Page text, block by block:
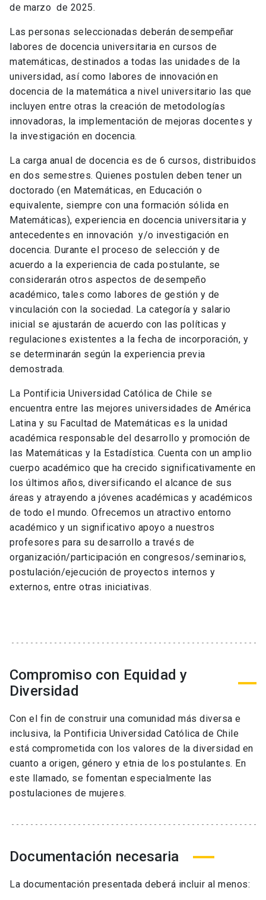
de marzo de 2025.
Las personas seleccionadas deberán desempeñar
labores de docencia universitaria en cursos de
matemáticas, destinados a todas las unidades de la
universidad, así como labores de innovación en
docencia de la matemática a nivel universitario las que
incluyen entre otras la creación de metodologías
innovadoras, la implementación de mejoras docentes y
la investigación en docencia.
La carga anual de docencia es de 6 cursos, distribuidos
en dos semestres. Quienes postulen deben tener un
doctorado (en Matemáticas, en Educación o
equivalente, siempre con una formación sólida en
Matemáticas), experiencia en docencia universitaria y
antecedentes en innovación y/o investigación en
docencia. Durante el proceso de selección y de
acuerdo a la experiencia de cada postulante, se
considerarán otros aspectos de desempeño
académico, tales como labores de gestión y de
vinculación con la sociedad. La categoría y salario
inicial se ajustarán de acuerdo con las políticas y
regulaciones existentes a la fecha de incorporación, y
se determinarán según la experiencia previa
demostrada.
La Pontificia Universidad Católica de Chile se
encuentra entre las mejores universidades de América
Latina y su Facultad de Matemáticas es la unidad
académica responsable del desarrollo y promoción de
las Matemáticas y la Estadística. Cuenta con un amplio
cuerpo académico que ha crecido significativamente en
los últimos años, diversificando el alcance de sus
áreas y atrayendo a jóvenes académicas y académicos
de todo el mundo. Ofrecemos un atractivo entorno
académico y un significativo apoyo a nuestros
profesores para su desarrollo a través de
organización/participación en congresos/seminarios,
postulación/ejecución de proyectos internos y
externos, entre otras iniciativas.
Compromiso con Equidad y
Diversidad
Con el fin de construir una comunidad más diversa e
inclusiva, la Pontificia Universidad Católica de Chile
está comprometida con los valores de la diversidad en
cuanto a origen, género y etnia de los postulantes. En
este llamado, se fomentan especialmente las
postulaciones de mujeres.
Documentación necesaria
La documentación presentada deberá incluir al menos: